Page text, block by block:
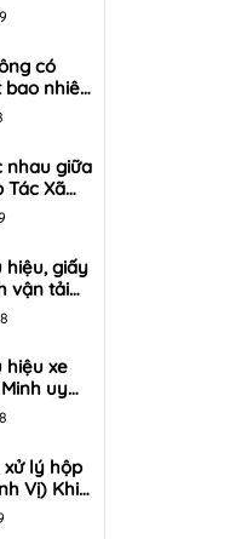
có
bao nhiêu
nhau giữa
Tác Xã
Doanh
hiệu, giấy
vận tải
Minh
hiệu xe
uy
xử lý hộp
Vị) Khi